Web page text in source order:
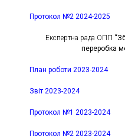
Протокол №2 2024-2025
Експертна рада ОПП
переробка
План роботи 2023-2024
Звіт 2023-2024
Протокол №1 2023-2024
Протокол №2 2023-2024